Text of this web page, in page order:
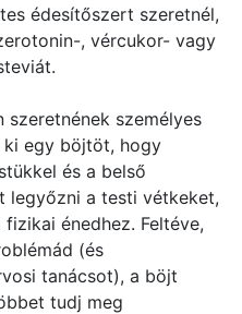
édesítőszert szeretnél,
, vércukor- vagy
személyes
ki egy böjtöt, hogy
és a belső
legyőzni a testi vétkeket,
énedhez. Feltéve,
(és
tanácsot), a böjt
tudj meg